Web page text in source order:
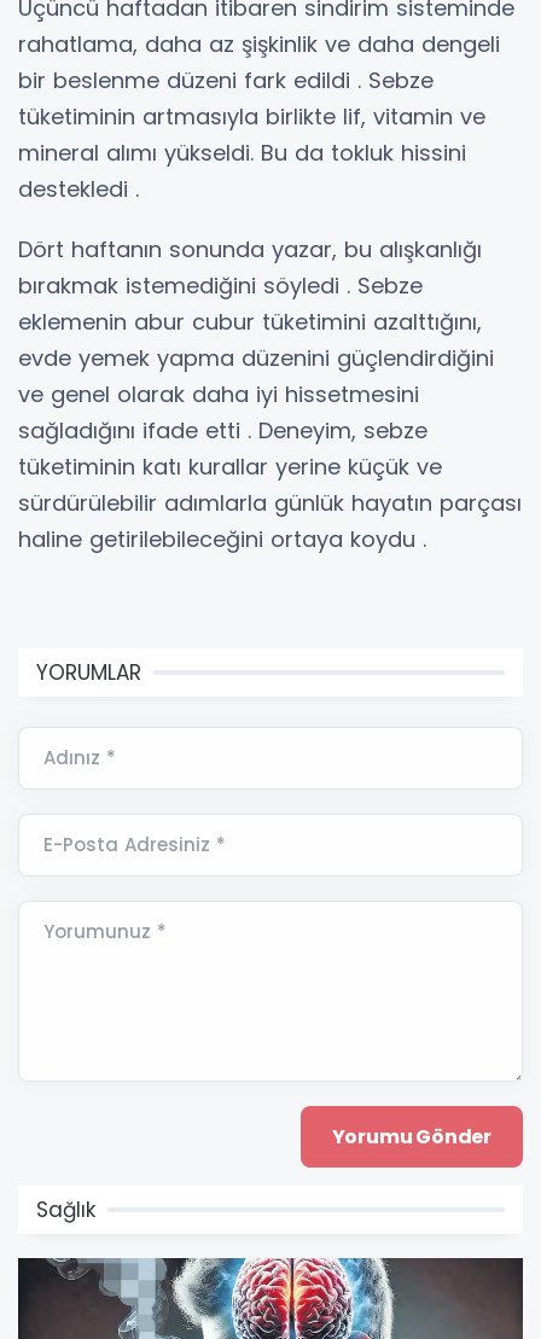
Üçüncü haftadan itibaren sindirim sisteminde
rahatlama, daha az şişkinlik ve daha dengeli
bir beslenme düzeni fark edildi . Sebze
tüketiminin artmasıyla birlikte lif, vitamin ve
mineral alımı yükseldi. Bu da tokluk hissini
destekledi .
Dört haftanın sonunda yazar, bu alışkanlığı
bırakmak istemediğini söyledi . Sebze
eklemenin abur cubur tüketimini azalttığını,
evde yemek yapma düzenini güçlendirdiğini
ve genel olarak daha iyi hissetmesini
sağladığını ifade etti . Deneyim, sebze
tüketiminin katı kurallar yerine küçük ve
sürdürülebilir adımlarla günlük hayatın parçası
haline getirilebileceğini ortaya koydu .
YORUMLAR
Adınız *
E-Posta Adresiniz *
Yorumunuz *
Sağlık